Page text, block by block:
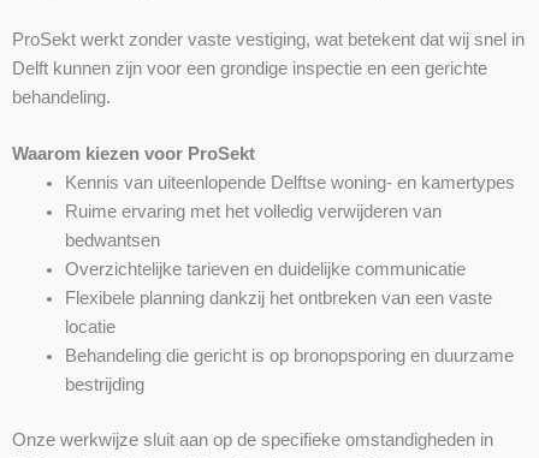
ProSekt werkt zonder vaste vestiging, wat betekent dat wij snel in
Delft kunnen zijn voor een grondige inspectie en een gerichte
behandeling.
Waarom kiezen voor ProSekt
Kennis van uiteenlopende Delftse woning- en kamertypes
Ruime ervaring met het volledig verwijderen van
bedwantsen
Overzichtelijke tarieven en duidelijke communicatie
Flexibele planning dankzij het ontbreken van een vaste
locatie
Behandeling die gericht is op bronopsporing en duurzame
bestrijding
Onze werkwijze sluit aan op de specifieke omstandigheden in